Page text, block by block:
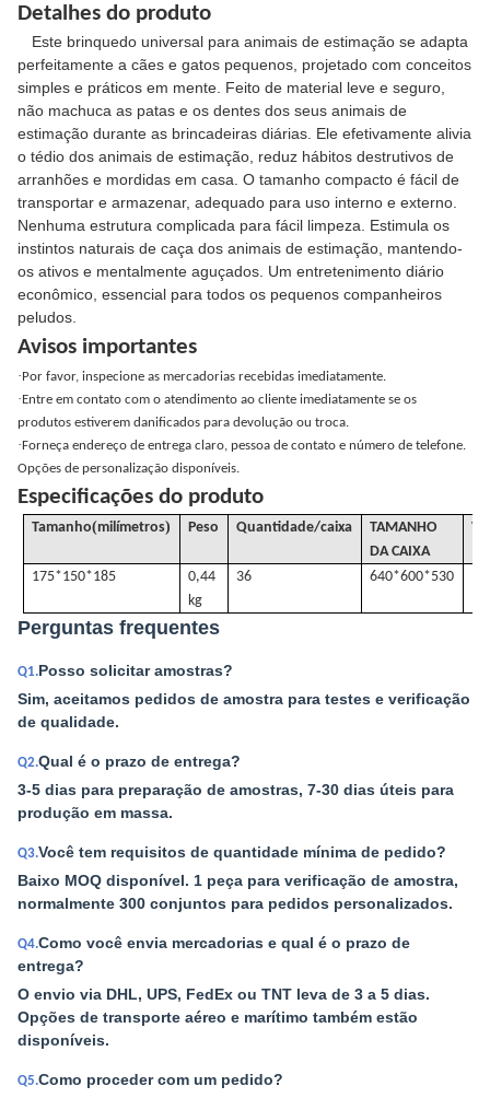
Detalhes do produto
Este brinquedo universal para animais de estimação se adapta
perfeitamente a cães e gatos pequenos, projetado com conceitos
simples e práticos em mente. Feito de material leve e seguro,
não machuca as patas e os dentes dos seus animais de
estimação durante as brincadeiras diárias. Ele efetivamente alivia
o tédio dos animais de estimação, reduz hábitos destrutivos de
arranhões e mordidas em casa. O tamanho compacto é fácil de
transportar e armazenar, adequado para uso interno e externo.
Nenhuma estrutura complicada para fácil limpeza. Estimula os
instintos naturais de caça dos animais de estimação, mantendo-
os ativos e mentalmente aguçados. Um entretenimento diário
econômico, essencial para todos os pequenos companheiros
peludos.
Avisos importantes
·Por favor, inspecione as mercadorias recebidas imediatamente.
·Entre em contato com o atendimento ao cliente imediatamente se os
produtos estiverem danificados para devolução ou troca.
·Forneça endereço de entrega claro, pessoa de contato e número de telefone.
Opções de personalização disponíveis.
Especificações do produto
Tamanho(milímetros) Peso Quantidade/caixa
TAMANHO
DA CAIXA
175*150*185
0,44
kg
36 640*600*530
Perguntas frequentes
Q1.Posso solicitar amostras?
Sim, aceitamos pedidos de amostra para testes e verificação
de qualidade.
Q2.Qual é o prazo de entrega?
3-5 dias para preparação de amostras, 7-30 dias úteis para
produção em massa.
Q3.Você tem requisitos de quantidade mínima de pedido?
Baixo MOQ disponível. 1 peça para verificação de amostra,
normalmente 300 conjuntos para pedidos personalizados.
Q4.Como você envia mercadorias e qual é o prazo de
entrega?
O envio via DHL, UPS, FedEx ou TNT leva de 3 a 5 dias.
Opções de transporte aéreo e marítimo também estão
disponíveis.
Q5.Como proceder com um pedido?